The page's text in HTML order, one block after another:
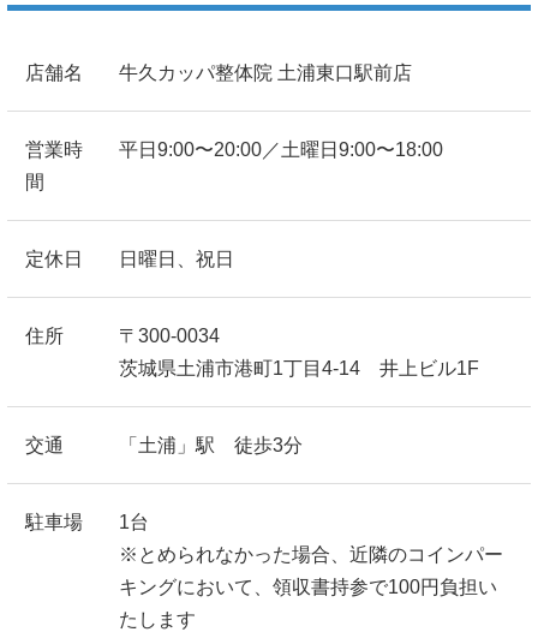
店舗名 牛久カッパ整体院 土浦東口駅前店
営業時
間
平日9:00〜20:00／土曜日9:00〜18:00
定休日 日曜日、祝日
住所
〒300-0034
茨城県土浦市港町1丁目4-14 井上ビル1F
交通 「土浦」駅 徒歩3分
駐車場
1台
※とめられなかった場合、近隣のコインパー
キングにおいて、領収書持参で100円負担い
たします